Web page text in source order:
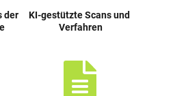
der
KI-gestützte Scans und
Verfahren